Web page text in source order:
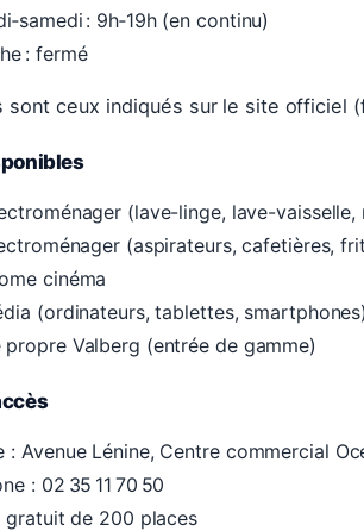
: 9h‑19h (en continu)
: fermé
sont ceux indiqués sur le site officiel
(lave-linge, lave-
(aspirateurs, cafetières,
cinéma
(ordinateurs, tablettes,
propre Valberg (entrée de gamme)
: Avenue Lénine, Centre commercial
: 02 35 11 70 50
gratuit de 200 places